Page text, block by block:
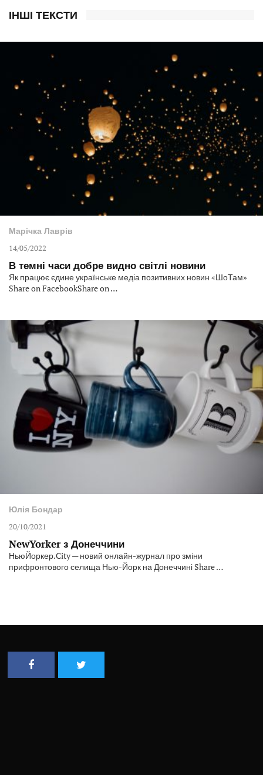
ІНШІ ТЕКСТИ
Марічка Лаврів
14/05/2022
В темні часи добре видно світлі новини
Як працює єдине українське медіа позитивних новин «ШоТам»
Share on FacebookShare on …
Юлія Бондар
20/10/2021
NewYorker з Донеччини
НьюЙоркер.City — новий онлайн-журнал про зміни
прифронтового селища Нью-Йорк на Донеччині Share …